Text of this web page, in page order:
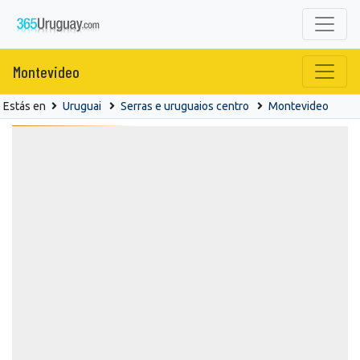
Montevideo
Estás en Uruguai Serras e uruguaios centro Montevideo